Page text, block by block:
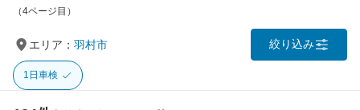
（4ページ目）
エリア： 羽村市 絞り込み
1日車検